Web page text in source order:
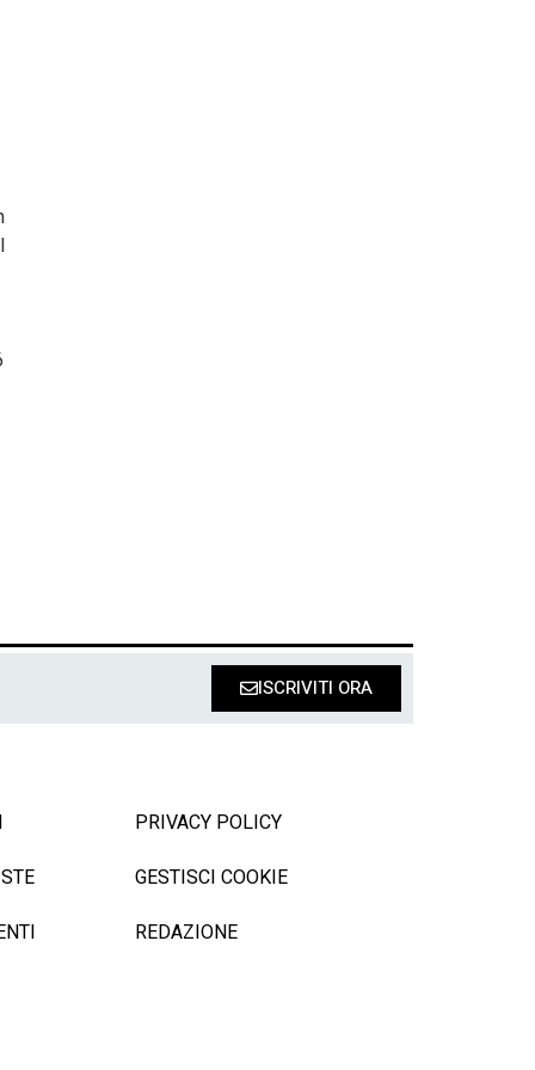
ISCRIVITI ORA
PRIVACY POLICY
GESTISCI COOKIE
REDAZIONE